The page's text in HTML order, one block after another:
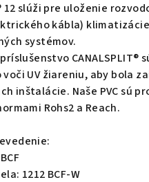
12 slúži pre uloženie
kábla)
systémov.
CANALSPLIT®
voči UV žiareniu, aby bola
inštalácie. Naše PVC sú
Rohs2 a Reach.
1212 BCF-W